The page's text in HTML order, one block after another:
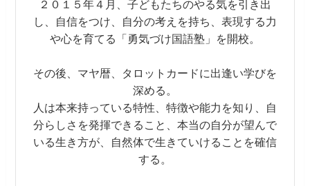
２０１５年４月、子どもたちのやる気を引き出
し、自信をつけ、自分の考えを持ち、表現する力
や心を育てる「勇気づけ国語塾」を開校。
その後、マヤ暦、タロットカードに出逢い学びを
深める。
人は本来持っている特性、特徴や能力を知り、自
分らしさを発揮できること、本当の自分が望んで
いる生き方が、自然体で生きていけることを確信
する。